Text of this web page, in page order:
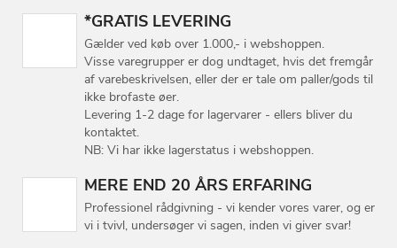
*GRATIS LEVERING
Gælder ved køb over 1.000,- i webshoppen.
Visse varegrupper er dog undtaget, hvis det fremgår
af varebeskrivelsen, eller der er tale om paller/gods til
ikke brofaste øer.
Levering 1-2 dage for lagervarer - ellers bliver du
kontaktet.
NB: Vi har ikke lagerstatus i webshoppen.
MERE END 20 ÅRS ERFARING
Professionel rådgivning - vi kender vores varer, og er
vi i tvivl, undersøger vi sagen, inden vi giver svar!